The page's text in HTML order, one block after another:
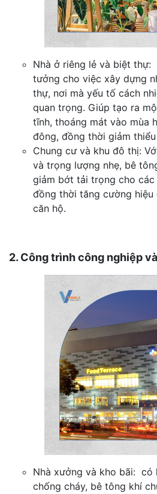
Nhà ở riêng lẻ và biệt thự:
tưởng cho việc xây dựng
thự, nơi mà yếu tố cách
quan trọng. Giúp tạo ra
tĩnh, thoáng mát vào mùa
đông, đồng thời giảm
Chung cư và khu đô thị:
và trọng lượng nhẹ, bê
giảm bớt tải trọng cho
đồng thời tăng cường hiệu
căn hộ.
2. Công trình công nghiệp
Nhà xưởng và kho bãi: có
chống cháy, bê tông khí